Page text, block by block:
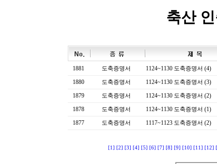
축산
1881 도축증명서
1124~1130 도축증명서 (4)
1880
도축증명서
1124~1130 도축증명서 (3)
1879
도축증명서
1124~1130 도축증명서 (2)
1878
도축증명서
1124~1130 도축증명서 (1)
1877
도축증명서 1117~1123 도축증명서 (2)
[1] [2] [3] [4] [5] [6] [7] [8] [9] [10] [11] [12]